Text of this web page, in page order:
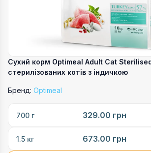
Сухий корм Optimeal Adult Cat
стерилізованих котів з індичкою
Бренд: Optimeal
700 г 329.00 грн
1.5 кг 673.00 грн